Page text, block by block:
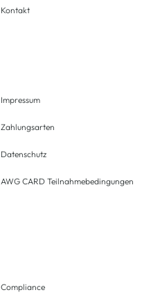
Kontakt
Impressum
Zahlungsarten
Datenschutz
AWG CARD Teilnahmebedingungen
Compliance